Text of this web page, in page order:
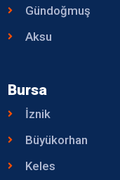
Gündoğmuş
Aksu
Bursa
İznik
Büyükorhan
Keles